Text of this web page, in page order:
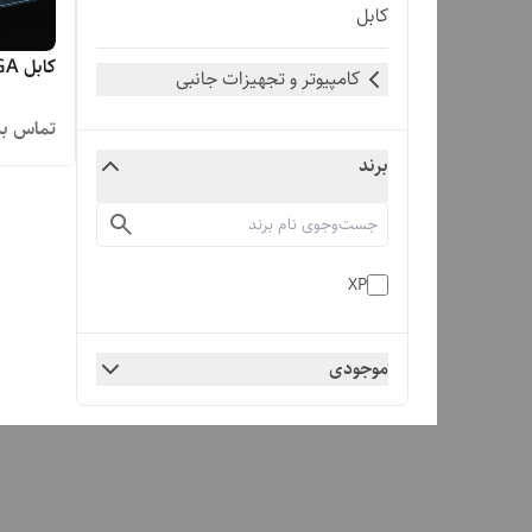
کابل
کامپیوتر و تجهیزات جانبی
برند
XP
موجودی
کابل VGA ایکس پی 1.5 متری
تماس